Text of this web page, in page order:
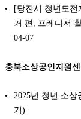
[당진시 청년도
거 편, 프레디저
04-07
충북소상공인지원센
2025년 청년 소
기)